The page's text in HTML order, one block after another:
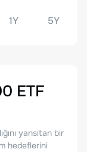
1Y 5Y
ETF
yansıtan bir
hedeflerini